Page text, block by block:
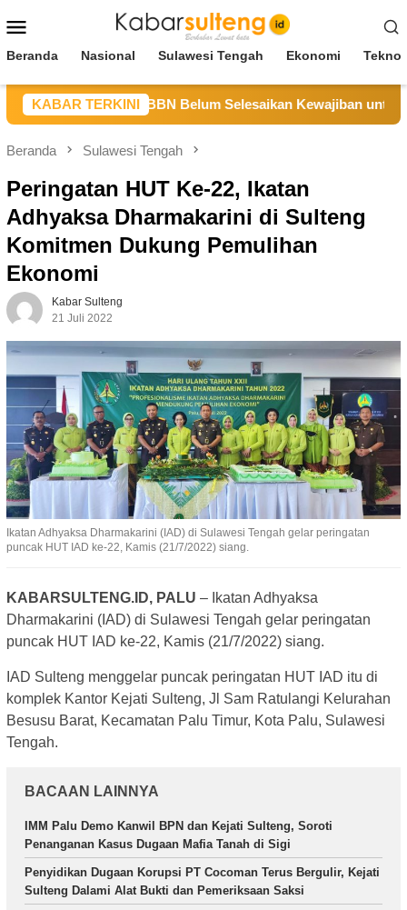
ke
Mobile
Beranda Nasional Sulawesi Tengah Ekonomi
KABAR TERKINI
Sebut CV BBN Belum Selesaikan Kewajiban untuk
Beranda Sulawesi Tengah
Peringatan HUT Ke-22, Ikatan
Adhyaksa Dharmakarini di Sulteng
Komitmen Dukung Pemulihan
Ekonomi
Kabar Sulteng
21 Juli 2022
Ikatan Adhyaksa Dharmakarini (IAD) di Sulawesi Tengah gelar peringatan
puncak HUT IAD ke-22, Kamis (21/7/2022) siang.
KABARSULTENG.ID, PALU – Ikatan Adhyaksa
Dharmakarini (IAD) di Sulawesi Tengah gelar peringatan
puncak HUT IAD ke-22, Kamis (21/7/2022) siang.
IAD Sulteng menggelar puncak peringatan HUT IAD itu di
komplek Kantor Kejati Sulteng, Jl Sam Ratulangi Kelurahan
Besusu Barat, Kecamatan Palu Timur, Kota Palu, Sulawesi
Tengah.
BACAAN LAINNYA
IMM Palu Demo Kanwil BPN dan Kejati Sulteng, Soroti
Penanganan Kasus Dugaan Mafia Tanah di Sigi
Penyidikan Dugaan Korupsi PT Cocoman Terus Bergulir, Kejati
Sulteng Dalami Alat Bukti dan Pemeriksaan Saksi